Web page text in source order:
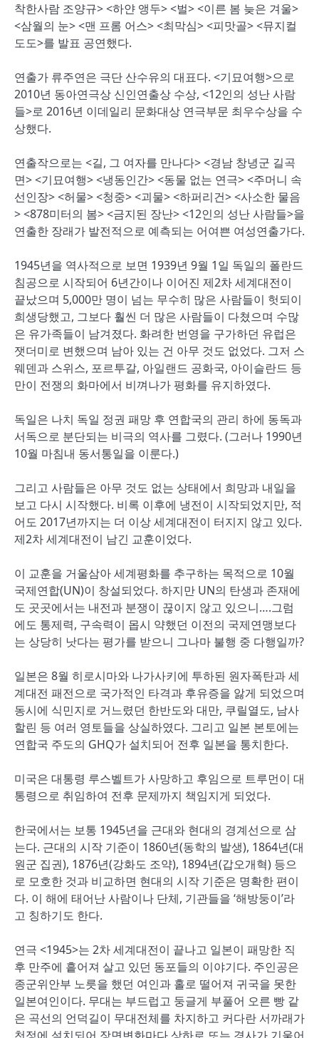
착한사람 조양규> <하얀 앵두> <벌> <이른 봄 늦은 겨울>
<삼월의 눈> <맨 프롬 어스> <최막심> <피맛골> <뮤지컬
도도>를 발표 공연했다.
연출가 류주연은 극단 산수유의 대표다. <기묘여행>으로
2010년 동아연극상 신인연출상 수상, <12인의 성난 사람
들>로 2016년 이데일리 문화대상 연극부문 최우수상을 수
상했다.
연출작으로는 <길, 그 여자를 만나다> <경남 창녕군 길곡
면> <기묘여행> <냉동인간> <동물 없는 연극> <주머니 속
선인장> <허물> <청중> <괴물> <하퍼리건> <사소한 물음
> <878미터의 봄> <금지된 장난> <12인의 성난 사람들>을
연출한 장래가 발전적으로 예측되는 어여쁜 여성연출가다.
1945년을 역사적으로 보면 1939년 9월 1일 독일의 폴란드
침공으로 시작되어 6년간이나 이어진 제2차 세계대전이
끝났으며 5,000만 명이 넘는 무수히 많은 사람들이 헛되이
희생당했고, 그보다 훨씬 더 많은 사람들이 다쳤으며 수많
은 유가족들이 남겨졌다. 화려한 번영을 구가하던 유럽은
잿더미로 변했으며 남아 있는 건 아무 것도 없었다. 그저 스
웨덴과 스위스, 포르투갈, 아일랜드 공화국, 아이슬란드 등
만이 전쟁의 화마에서 비껴나가 평화를 유지하였다.
독일은 나치 독일 정권 패망 후 연합국의 관리 하에 동독과
서독으로 분단되는 비극의 역사를 그렸다. (그러나 1990년
10월 마침내 동서통일을 이룬다.)
그리고 사람들은 아무 것도 없는 상태에서 희망과 내일을
보고 다시 시작했다. 비록 이후에 냉전이 시작되었지만, 적
어도 2017년까지는 더 이상 세계대전이 터지지 않고 있다.
제2차 세계대전이 남긴 교훈이었다.
이 교훈을 거울삼아 세계평화를 추구하는 목적으로 10월
국제연합(UN)이 창설되었다. 하지만 UN의 탄생과 존재에
도 곳곳에서는 내전과 분쟁이 끊이지 않고 있으니….그럼
에도 통제력, 구속력이 몹시 약했던 이전의 국제연맹보다
는 상당히 낫다는 평가를 받으니 그나마 불행 중 다행일까?
일본은 8월 히로시마와 나가사키에 투하된 원자폭탄과 세
계대전 패전으로 국가적인 타격과 후유증을 앓게 되었으며
동시에 식민지로 거느렸던 한반도와 대만, 쿠릴열도, 남사
할린 등 여러 영토들을 상실하였다. 그리고 일본 본토에는
연합국 주도의 GHQ가 설치되어 전후 일본을 통치한다.
미국은 대통령 루스벨트가 사망하고 후임으로 트루먼이 대
통령으로 취임하여 전후 문제까지 책임지게 되었다.
한국에서는 보통 1945년을 근대와 현대의 경계선으로 삼
는다. 근대의 시작 기준이 1860년(동학의 발생), 1864년(대
원군 집권), 1876년(강화도 조약), 1894년(갑오개혁) 등으
로 모호한 것과 비교하면 현대의 시작 기준은 명확한 편이
다. 이 해에 태어난 사람이나 단체, 기관들을 ‘해방둥이’라
고 칭하기도 한다.
연극 <1945>는 2차 세계대전이 끝나고 일본이 패망한 직
후 만주에 흩어져 살고 있던 동포들의 이야기다. 주인공은
종군위안부 노릇을 했던 여인과 홀로 떨어져 귀국을 못한
일본여인이다. 무대는 부드럽고 둥글게 부풀어 오른 빵 같
은 곡선의 언덕길이 무대전체를 차지하고 커다란 서까래가